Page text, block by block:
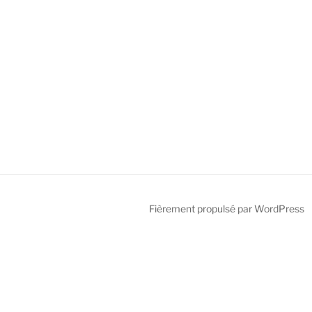
Fièrement propulsé par WordPress